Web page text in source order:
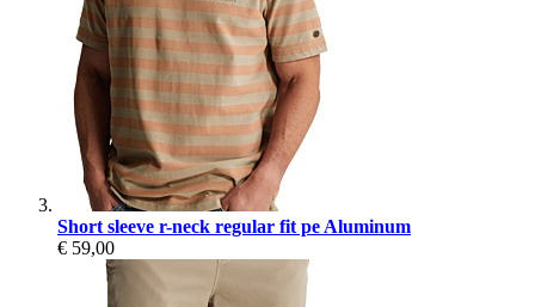
Short sleeve r-neck regular fit pe Aluminum
€ 59,00